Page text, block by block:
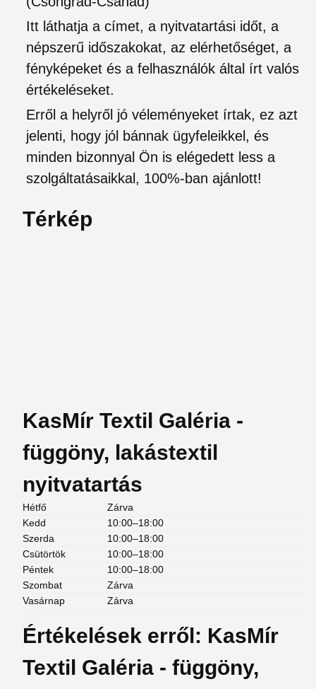
Itt láthatja a címet, a nyitvatartási időt, a
népszerű időszakokat, az elérhetőséget, a
fényképeket és a felhasználók által írt valós
értékeléseket.
Erről a helyről jó véleményeket írtak, ez azt
jelenti, hogy jól bánnak ügyfeleikkel, és
minden bizonnyal Ön is elégedett less a
szolgáltatásaikkal, 100%-ban ajánlott!
Térkép
KasMír Textil Galéria -
függöny, lakástextil
nyitvatartás
Hétfő
Zárva
Kedd
10:00–18:00
Szerda
10:00–18:00
Csütörtök
10:00–18:00
Péntek
10:00–18:00
Szombat
Zárva
Vasárnap
Zárva
Értékelések erről: KasMír
Textil Galéria - függöny,